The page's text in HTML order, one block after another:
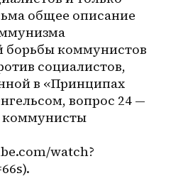
общее описание
борьбы коммунистов
социалистов,
в «Принципах
вопрос 24 —
коммунисты
watch?